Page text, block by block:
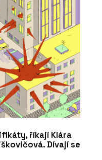
říkají Klára
Dívají se